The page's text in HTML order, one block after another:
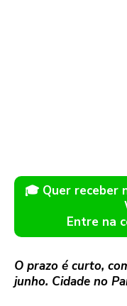
🎓 Quer receber
Entre na
O prazo é curto,
junho. Cidade no